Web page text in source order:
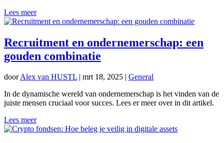
Lees meer
Recruitment en ondernemerschap: een
gouden combinatie
doorAlex van HUSTL | mrt 18, 2025 | General
In de dynamische wereld van ondernemerschap is het vinden van de
juiste mensen cruciaal voor succes. Lees er meer over in dit artikel.
Lees meer